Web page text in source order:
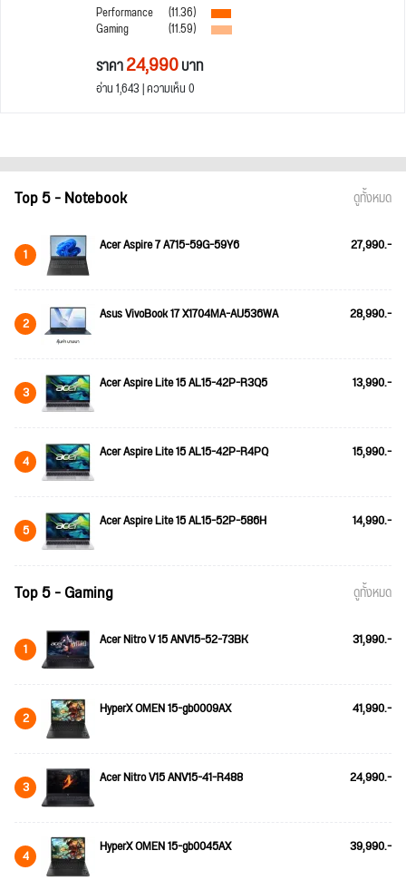
Performance
(11.36)
Gaming (11.59)
ราคา24,990บาท
อ่าน 1,643 | ความเห็น 0
Top 5 - Notebook ดูทั้งหมด
1 Acer Aspire 7 A715-59G-59Y6 27,990.-
2 Asus VivoBook 17 X1704MA-AU536WA 28,990.-
3 Acer Aspire Lite 15 AL15-42P-R3Q5 13,990.-
4 Acer Aspire Lite 15 AL15-42P-R4PQ 15,990.-
5 Acer Aspire Lite 15 AL15-52P-586H 14,990.-
Top 5 - Gaming ดูทั้งหมด
1 Acer Nitro V 15 ANV15-52-73BK 31,990.-
2 HyperX OMEN 15-gb0009AX 41,990.-
3 Acer Nitro V15 ANV15-41-R488 24,990.-
4 HyperX OMEN 15-gb0045AX 39,990.-